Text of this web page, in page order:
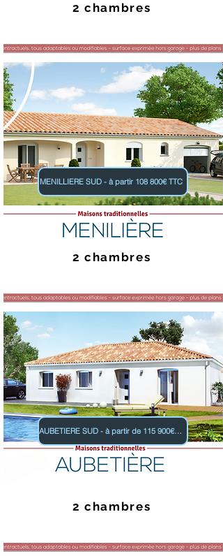
2 chambres
MENILLIERE SUD - à partir 108 800€ TTC
2 chambres
AUBETIERE SUD - à partir de 115 900€ TTC
2 chambres